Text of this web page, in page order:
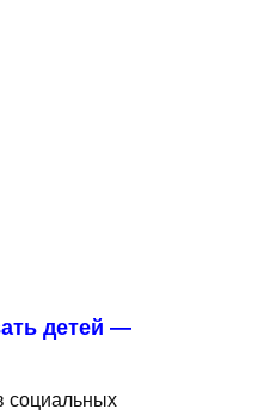
детей —
социальных